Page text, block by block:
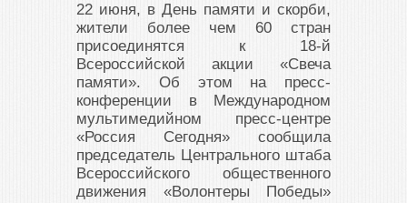
22 июня, в День памяти и скорби,
жители более чем 60 стран
присоединятся к 18-й
Всероссийской акции «Свеча
памяти». Об этом на пресс-
конференции в Международном
мультимедийном пресс-центре
«Россия Сегодня» сообщила
председатель Центрального штаба
Всероссийского общественного
движения «Волонтеры Победы»